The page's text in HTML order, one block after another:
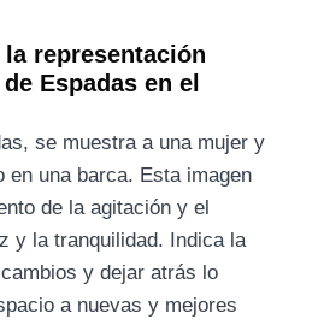
representación
Espadas en el
se muestra a una mujer y
en una barca. Esta imagen
de la agitación y el
y la tranquilidad. Indica la
y dejar atrás lo
a nuevas y mejores